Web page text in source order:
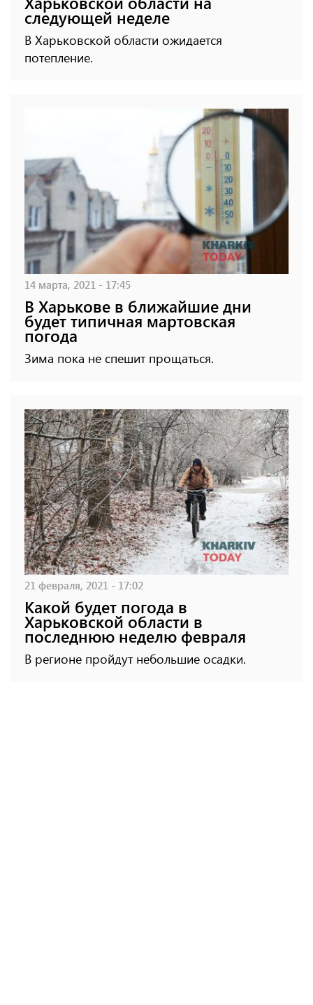
следующей неделе
В Харьковской области ожидается
потепление.
14 марта, 2021 - 17:45
В Харькове в ближайшие дни
будет типичная мартовская
погода
Зима пока не спешит прощаться.
21 февраля, 2021 - 17:02
Какой будет погода в
Харьковской области в
последнюю неделю февраля
В регионе пройдут небольшие осадки.